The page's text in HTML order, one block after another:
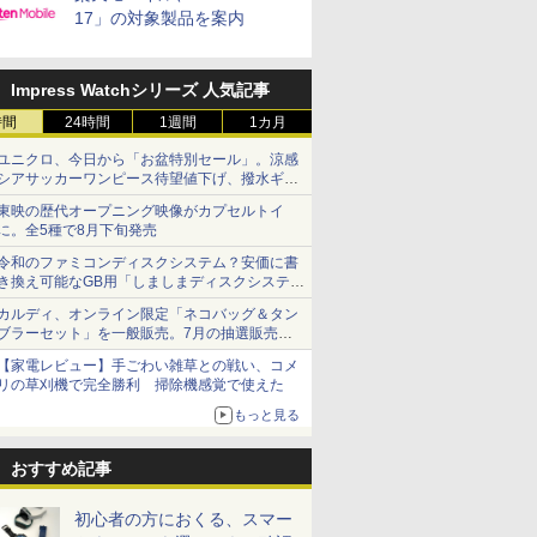
17」の対象製品を案内
Impress Watchシリーズ 人気記事
24時間 1週間 1カ月
ニクロ、今日から「お盆特別セール」。涼感
アサッカーワンピース待望値下げ、撥水ギア
ョーツは1990円に
映の歴代オープニング映像がカプセルトイ
。全5種で8月下旬発売
和のファミコンディスクシステム？安価に書
換え可能なGB用「しましまディスクシステ
」
ルディ、オンライン限定「ネコバッグ＆タン
ラーセット」を一般販売。7月の抽選販売の
選無効分
家電レビュー】手ごわい雑草との戦い、コメ
の草刈機で完全勝利 掃除機感覚で使えた
もっと見る
おすすめ記事
初心者の方におくる、スマー